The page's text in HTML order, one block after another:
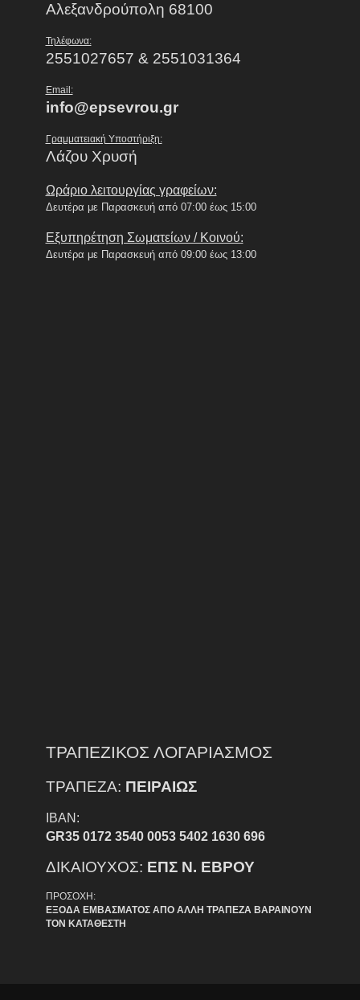
Αλεξανδρούπολη 68100
Τηλέφωνα:
2551027657 & 2551031364
Email:
info@epsevrou.gr
Γραμματειακή Υποστήριξη:
Λάζου Χρυσή
Ωράριο λειτουργίας γραφείων:
Δευτέρα με Παρασκευή από 07:00 έως 15:00
Εξυπηρέτηση Σωματείων / Κοινού:
Δευτέρα με Παρασκευή από 09:00 έως 13:00
ΤΡΑΠΕΖΙΚΟΣ ΛΟΓΑΡΙΑΣΜΟΣ
ΤΡΑΠΕΖΑ: ΠΕΙΡΑΙΩΣ
IBAN:
GR35 0172 3540 0053 5402 1630 696
ΔΙΚΑΙΟΥΧΟΣ: ΕΠΣ Ν. ΕΒΡΟΥ
ΠΡΟΣΟΧΗ:
ΕΞΟΔΑ ΕΜΒΑΣΜΑΤΟΣ ΑΠΟ ΑΛΛΗ ΤΡΑΠΕΖΑ ΒΑΡΑΙΝΟΥΝ
ΤΟΝ ΚΑΤΑΘΕΣΤΗ